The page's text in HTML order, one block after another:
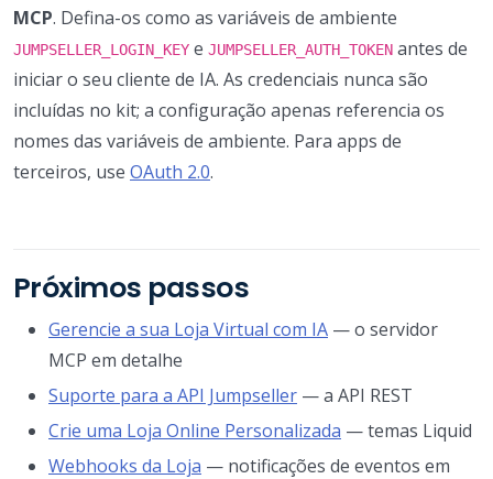
MCP. Defina-os como as variáveis de ambiente
JUMPSELLER_LOGIN_KEY e JUMPSELLER_AUTH_TOKEN antes de
iniciar o seu cliente de IA. As credenciais nunca são
incluídas no kit; a configuração apenas referencia os
nomes das variáveis de ambiente. Para apps de
terceiros, use OAuth 2.0.
Próximos passos
Gerencie a sua Loja Virtual com IA — o servidor
MCP em detalhe
Suporte para a API Jumpseller — a API REST
Crie uma Loja Online Personalizada — temas Liquid
Webhooks da Loja — notificações de eventos em